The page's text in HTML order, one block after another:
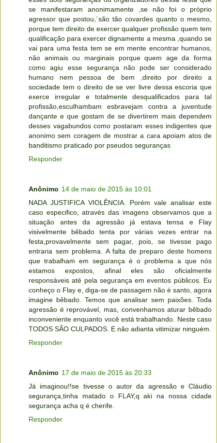
se manifestaram anonimamente ,se não foi o próprio
agressor que postou,´são tão covardes quanto o mesmo,
porque tem direito de exercer qualquer profissão quem tem
qualificação para exercer dignamente a mesma ,quando se
vai para uma festa tem se em mente encontrar humanos,
não animais ou marginais porque quem age da forma
como agiu esse segurança não pode ser considerado
humano nem pessoa de bem ,direito por direito a
sociedade tem o direito de se ver livre dessa escoria que
exerce irregular e totalmente desqualificados para tal
profissão,esculhambam esbravejam contra a juventude
dançante e que gostam de se divertirem mais dependem
desses vagabundos como postaram esses indigentes que
anonimo sem coragem de mostrar a cara apoiam atos de
banditismo praticado por pseudos seguranças
Responder
Anônimo 14 de maio de 2015 às 10:01
NADA JUSTIFICA VIOLÊNCIA. Porém vale analisar este
caso especifico, através das imagens observamos que a
situação antes da agressão já estava tensa e Flay
visivelmente bêbado tenta por várias vezes entrar na
festa,provavelmente sem pagar, pois, se tivesse pago
entraria sem problema. A falta de preparo deste homens
que trabalham em segurança é o problema a que nós
estamos expostos, afinal eles são oficialmente
responsáveis até pela segurança em eventos públicos. Eu
conheço o Flay e, diga-se de passagem não é santo, agora
imagine bêbado. Temos que analisar sem paixões. Toda
agressão é reprovável, mas, convenhamos aturar bêbado
inconveniente enquanto você está trabalhando. Neste caso
TODOS SÃO CULPADOS. E não adianta vitimizar ninguém.
Responder
Anônimo 17 de maio de 2015 às 20:33
Já imaginou!!se tivesse o autor da agressão e Cláudio
segurança,tinha matado o FLAY,q aki na nossa cidade
segurança acha q é cherife.
Responder